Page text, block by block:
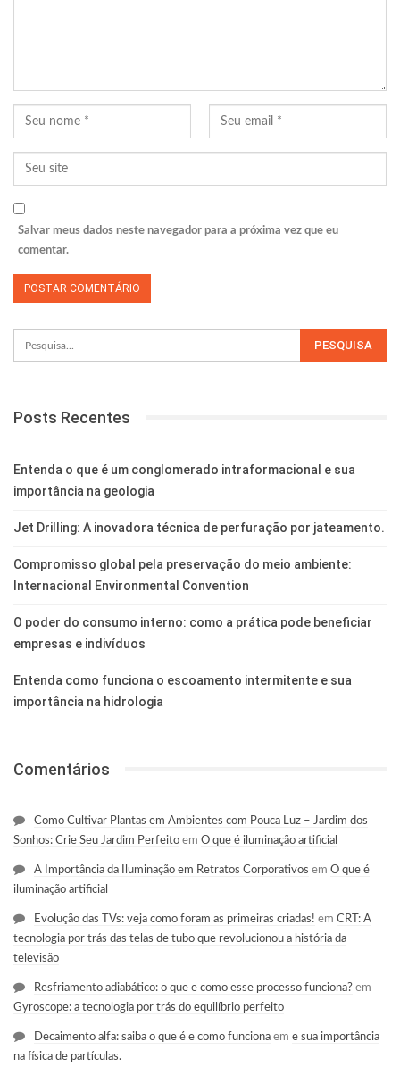
Salvar meus dados neste navegador para a próxima vez que eu
comentar.
Posts Recentes
Entenda o que é um conglomerado intraformacional e sua
importância na geologia
Jet Drilling: A inovadora técnica de perfuração por jateamento.
Compromisso global pela preservação do meio ambiente:
Internacional Environmental Convention
O poder do consumo interno: como a prática pode beneficiar
empresas e indivíduos
Entenda como funciona o escoamento intermitente e sua
importância na hidrologia
Comentários
Como Cultivar Plantas em Ambientes com Pouca Luz – Jardim dos
Sonhos: Crie Seu Jardim Perfeito em O que é iluminação artificial
A Importância da Iluminação em Retratos Corporativos em O que é
iluminação artificial
Evolução das TVs: veja como foram as primeiras criadas! em CRT: A
tecnologia por trás das telas de tubo que revolucionou a história da
televisão
Resfriamento adiabático: o que e como esse processo funciona? em
Gyroscope: a tecnologia por trás do equilíbrio perfeito
Decaimento alfa: saiba o que é e como funciona em e sua importância
na física de partículas.